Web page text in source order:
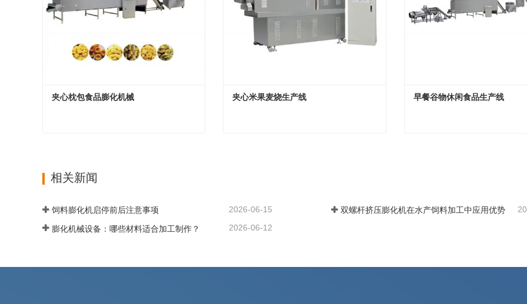
夹心枕包食品膨化机械 夹心米果麦烧生产线 早餐谷物休闲食品生产线
相关新闻
饲料膨化机启停前后注意事项 2026-06-15 双螺杆挤压膨化机在水产饲料加工中应用优势
膨化机械设备：哪些材料适合加工制作？ 2026-06-12